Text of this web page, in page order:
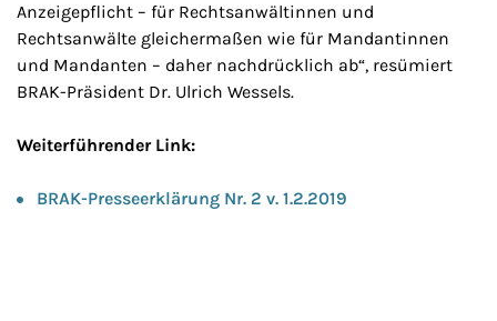
Anzeigepflicht – für Rechtsanwältinnen und
Rechtsanwälte gleichermaßen wie für Mandantinnen
und Mandanten – daher nachdrücklich ab“, resümiert
BRAK-Präsident Dr. Ulrich Wessels.
Weiterführender Link:
BRAK-Presseerklärung Nr. 2 v. 1.2.2019